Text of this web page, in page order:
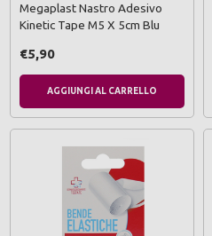
Megaplast Nastro Adesivo
Kinetic Tape M5 X 5cm Blu
€5,90
AGGIUNGI AL CARRELLO